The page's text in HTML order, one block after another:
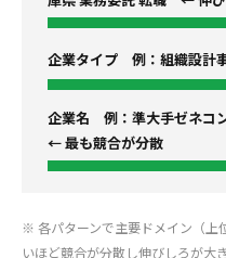
企業タイプ 例：組織設計
企業名 例：準大手ゼネコ
← 最も競合が分散
※ 各パターンで主要ドメイン（上
いほど競合が分散し伸びしろが大